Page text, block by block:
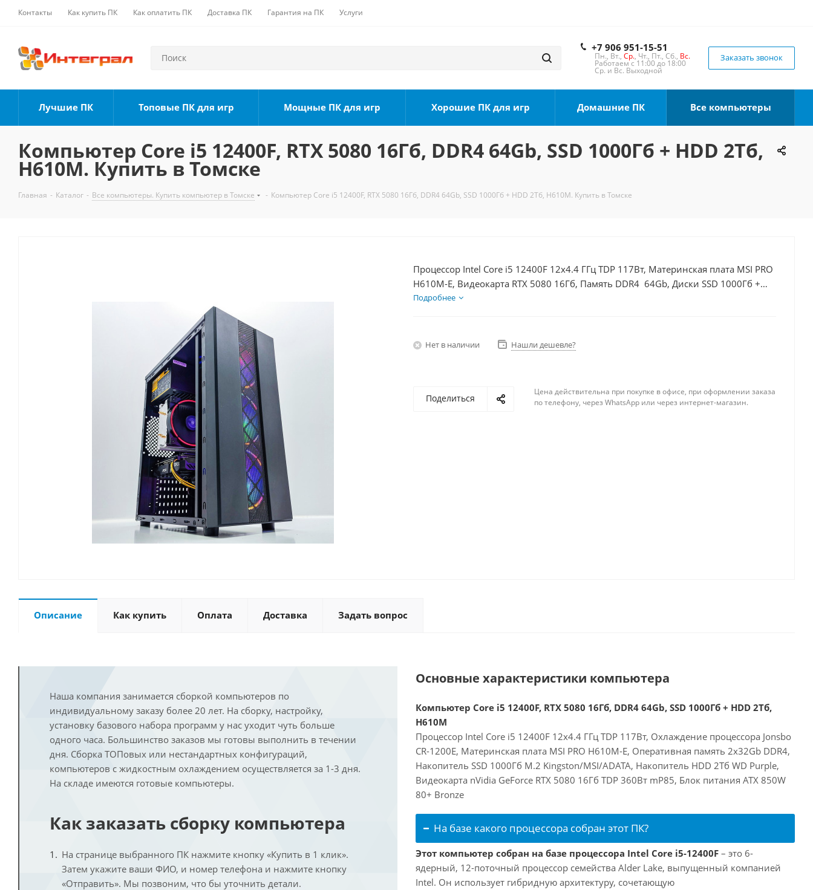
Контакты Как купить ПК Как оплатить ПК Доставка ПК Гарантия на ПК Услуги
+7 906 951-15-51
Пн., Вт., Ср., Чт., Пт., Сб., Вс.
Работаем с 11:00 до 18:00
Ср. и Вс. Выходной
Заказать звонок
Лучшие ПК Топовые ПК для игр Мощные ПК для игр Хорошие ПК для игр Домашние ПК Все компьютеры
Компьютер Core i5 12400F, RTX 5080 16Гб, DDR4 64Gb, SSD 1000Гб + HDD 2Тб,
H610M. Купить в Томске
Главная - Каталог - Все компьютеры. Купить компьютер в Томске - Компьютер Core i5 12400F, RTX 5080 16Гб, DDR4 64Gb, SSD 1000Гб + HDD 2Тб, H610M. Купить в Томске
Процессор Intel Core i5 12400F 12x4.4 ГГц TDP 117Вт, Материнская плата MSI PRO
H610M-E, Видеокарта RTX 5080 16Гб, Память DDR4 64Gb, Диски SSD 1000Гб +
HDD 2Тб, БП 850Вт
Подробнее
Нет в наличии Нашли дешевле?
Поделиться
Цена действительна при покупке в офисе, при оформлении заказа
по телефону, через WhatsApp или через интернет-магазин.
Описание Как купить Оплата Доставка Задать вопрос
Наша компания занимается сборкой компьютеров по
индивидуальному заказу более 20 лет. На сборку, настройку,
установку базового набора программ у нас уходит чуть больше
одного часа. Большинство заказов мы готовы выполнить в течении
дня. Сборка ТОПовых или нестандартных конфигураций,
компьютеров с жидкостным охлаждением осуществляется за 1-3 дня.
На складе имеются готовые компьютеры.
Как заказать сборку компьютера
На странице выбранного ПК нажмите кнопку «Купить в 1 клик».
Затем укажите ваши ФИО, и номер телефона и нажмите кнопку
«Отправить». Мы позвоним, что бы уточнить детали.
Основные характеристики компьютера
Компьютер Core i5 12400F, RTX 5080 16Гб, DDR4 64Gb, SSD 1000Гб + HDD 2Тб,
H610M
Процессор Intel Core i5 12400F 12x4.4 ГГц TDP 117Вт, Охлаждение процессора Jonsbo
CR-1200E, Материнская плата MSI PRO H610M-E, Оперативная память 2x32Gb DDR4,
Накопитель SSD 1000Гб M.2 Kingston/MSI/ADATA, Накопитель HDD 2Тб WD Purple,
Видеокарта nVidia GeForce RTX 5080 16Гб TDP 360Вт mP85, Блок питания ATX 850W
80+ Bronze
На базе какого процессора собран этот ПК?
Этот компьютер собран на базе процессора Intel Core i5-12400F – это 6-
ядерный, 12-поточный процессор семейства Alder Lake, выпущенный компанией
Intel. Он использует гибридную архитектуру, сочетающую